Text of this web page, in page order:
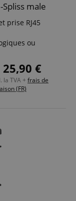
male
prise RJ45
ou
blindés à partir
25,90 €
la TVA + frais de
(FR)